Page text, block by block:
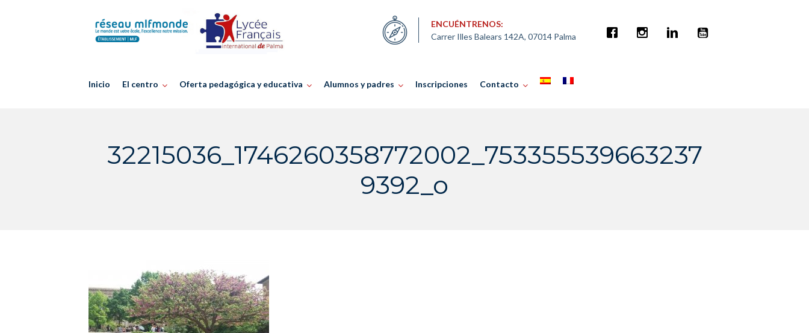
ENCUÉNTRENOS:
Carrer Illes Balears 142A, 07014 Palma
Inicio El centro Oferta pedagógica y educativa Alumnos y padres Inscripciones Contacto
32215036_1746260358772002_753355539663237
9392_o